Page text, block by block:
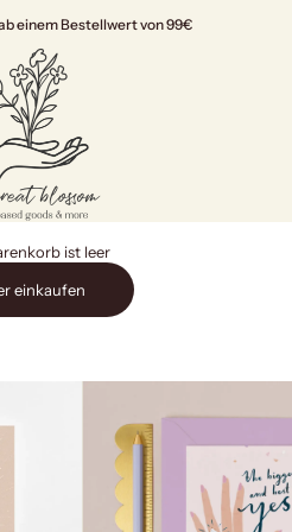
einem Bestellwert von 99€
Blossom
ist leer
einkaufen